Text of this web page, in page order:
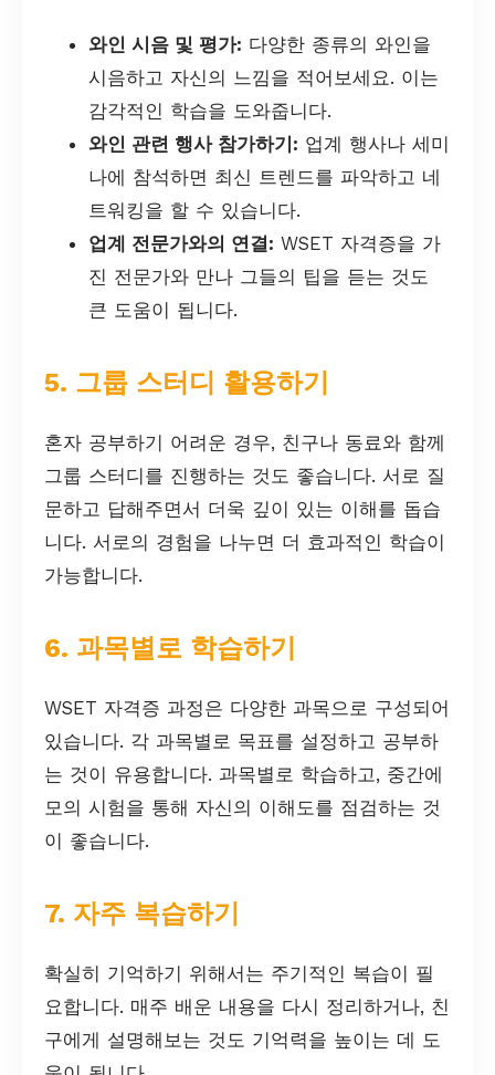
와인 시음 및 평가: 다양한 종류의 와인을
시음하고 자신의 느낌을 적어보세요. 이는
감각적인 학습을 도와줍니다.
와인 관련 행사 참가하기: 업계 행사나 세미
나에 참석하면 최신 트렌드를 파악하고 네
트워킹을 할 수 있습니다.
업계 전문가와의 연결: WSET 자격증을 가
진 전문가와 만나 그들의 팁을 듣는 것도
큰 도움이 됩니다.
5. 그룹 스터디 활용하기
혼자 공부하기 어려운 경우, 친구나 동료와 함께
그룹 스터디를 진행하는 것도 좋습니다. 서로 질
문하고 답해주면서 더욱 깊이 있는 이해를 돕습
니다. 서로의 경험을 나누면 더 효과적인 학습이
가능합니다.
6. 과목별로 학습하기
WSET 자격증 과정은 다양한 과목으로 구성되어
있습니다. 각 과목별로 목표를 설정하고 공부하
는 것이 유용합니다. 과목별로 학습하고, 중간에
모의 시험을 통해 자신의 이해도를 점검하는 것
이 좋습니다.
7. 자주 복습하기
확실히 기억하기 위해서는 주기적인 복습이 필
요합니다. 매주 배운 내용을 다시 정리하거나, 친
구에게 설명해보는 것도 기억력을 높이는 데 도